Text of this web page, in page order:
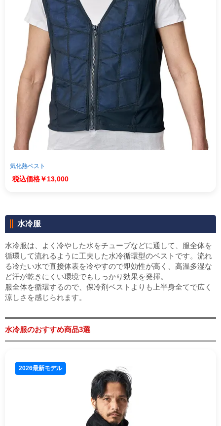
気化熱ベスト
￥13,000
水冷服
水冷服は、よく冷やした水をチューブなどに通して、服全体を
循環して流れるように工夫した水冷循環型のベストです。流れ
る冷たい水で直接体表を冷やすので即効性が高く、高温多湿な
ど汗が乾きにくい環境でもしっかり効果を発揮。
服全体を循環するので、保冷剤ベストよりも上半身全てで広く
涼しさを感じられます。
水冷服のおすすめ商品3選
2026最新モデル